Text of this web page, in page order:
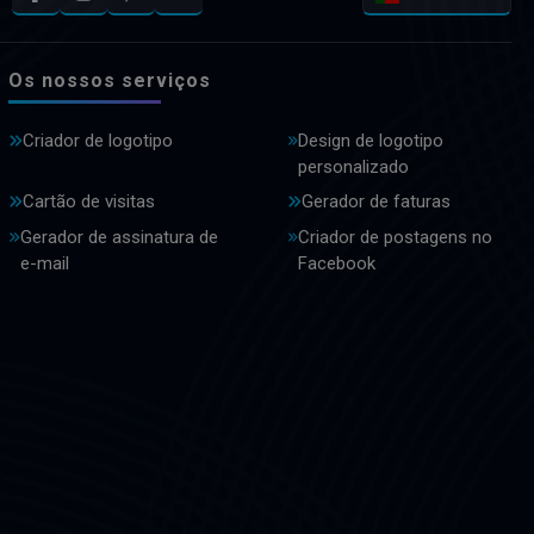
Os nossos serviços
Criador de logotipo
Design de logotipo
personalizado
Cartão de visitas
Gerador de faturas
Gerador de assinatura de
e-mail
Criador de postagens no
Facebook